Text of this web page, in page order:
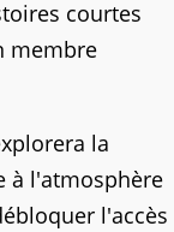
courtes
membre
la
à l'atmosphère
l'accès